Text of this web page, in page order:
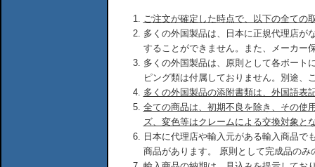
ご注文が確定した時点で、以下の全ての
多くの外国製品は、日本に正規代理店が
することができません。また、メーカー
多くの外国製品は、原則として各ボート
ピング類は付属しておりません。別途、
多くの外国製品の添附書類は、外国語表
全ての商品は、初期不良を除き、その使
ズ、変色等はクレームによる交換対象と
日本に代理店や輸入元がある輸入商品で
商品があります。 原則として完成品のみ